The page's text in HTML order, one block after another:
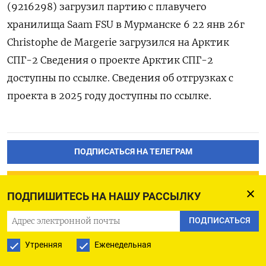
ПОДПИШИТЕСЬ НА НАШУ РАССЫЛКУ
ПОДПИСАТЬСЯ
Утренняя Еженедельная
(9216298) загрузил партию с ‍плавучего
хранилища Saam FSU в Мурманске 6 22 янв 26г
Сhristophe de Margerie загрузился на Арктик
СПГ-⁠2 Сведения о проекте Арктик СПГ-2
доступны по ссылке. Сведения об отгрузках с
проекта в 2025 году доступны по ссылке.
ПОДПИСАТЬСЯ НА ТЕЛЕГРАМ